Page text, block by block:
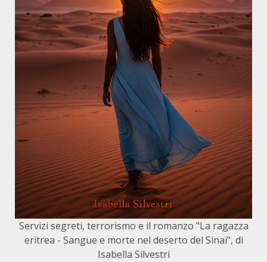
Servizi segreti, terrorismo e il romanzo "La ragazza
eritrea - Sangue e morte nel deserto del Sinai", di
Isabella Silvestri